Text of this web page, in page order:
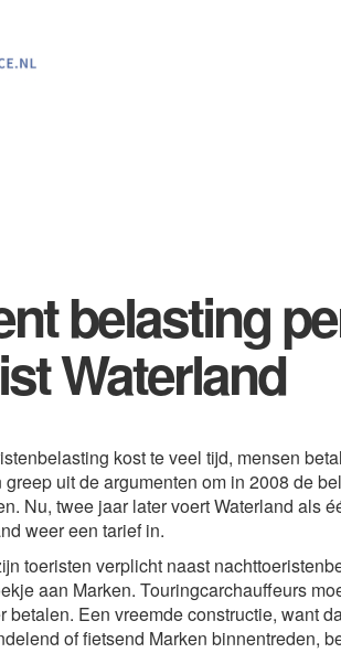
belasting
Waterland
kost te veel tijd, mensen
uit de argumenten om in 2008 de
Nu, twee jaar later voert Waterland als
weer een tarief in.
toeristen verplicht naast
aan Marken. Touringcarchauffeurs
betalen. Een vreemde constructie, want
of fietsend Marken binnentreden,